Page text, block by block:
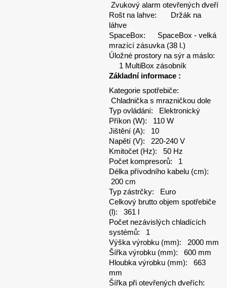
Zvukový alarm otevřených dveří
Rošt na lahve: Držák na
láhve
SpaceBox: SpaceBox - velká
mrazící zásuvka (38 l.)
Úložné prostory na sýr a máslo:
1 MultiBox zásobník
Základní informace :
Kategorie spotřebiče:
Chladnička s mrazničkou dole
Typ ovládání: Elektronický
Příkon (W): 110 W
Jištění (A): 10
Napětí (V): 220-240 V
Kmitočet (Hz): 50 Hz
Počet kompresorů: 1
Délka přívodního kabelu (cm):
200 cm
Typ zástrčky: Euro
Celkový brutto objem spotřebiče
(l): 361 l
Počet nezávislých chladících
systémů: 1
Výška výrobku (mm): 2000 mm
Šířka výrobku (mm): 600 mm
Hloubka výrobku (mm): 663
mm
Šířka při otevřených dveřích: